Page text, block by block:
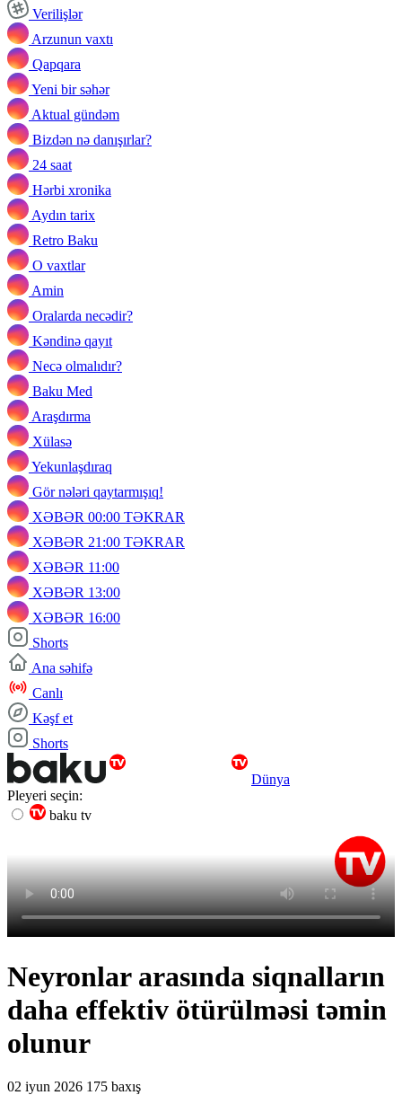
Verilişlər
Arzunun vaxtı
Qapqara
Yeni bir səhər
Aktual gündəm
Bizdən nə danışırlar?
24 saat
Hərbi xronika
Aydın tarix
Retro Baku
O vaxtlar
Amin
Oralarda necədir?
Kəndinə qayıt
Necə olmalıdır?
Baku Med
Araşdırma
Xülasə
Yekunlaşdıraq
Gör nələri qaytarmışıq!
XƏBƏR 00:00 TƏKRAR
XƏBƏR 21:00 TƏKRAR
XƏBƏR 11:00
XƏBƏR 13:00
XƏBƏR 16:00
Shorts
Ana səhifə
Canlı
Kəşf et
Shorts
Dünya
Pleyeri seçin:
baku tv
Neyronlar arasında siqnalların
daha effektiv ötürülməsi təmin
olunur
02 iyun 2026 175 baxış